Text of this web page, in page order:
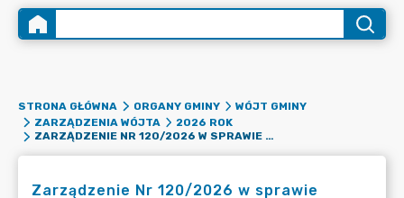
STRONA GŁÓWNA ORGANY GMINY
WÓJT GMINY
ZARZĄDZENIA WÓJTA
2026 ROK
ZARZĄDZENIE NR 120/2026 W SPRAWIE OGŁOSZENIA I PRZETARGU USTNEGO NIEOGRANICZONEGO NA SPRZEDAŻ NIERUCHOMOŚCI GRUNTOWEJ NIEZABUDOWANEJ POŁOŻONEJ W DOMINICACH
Zarządzenie Nr 120/2026 w sprawie